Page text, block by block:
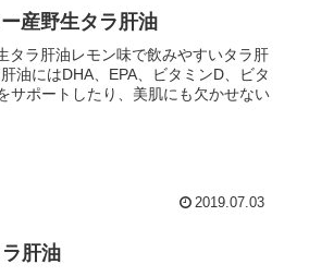
産野生タラ肝油
タラ肝油レモン味で飲みやすいタラ肝
油にはDHA、EPA、ビタミンD、ビタ
サポートしたり、美肌にも欠かせない
2019.07.03
肝油